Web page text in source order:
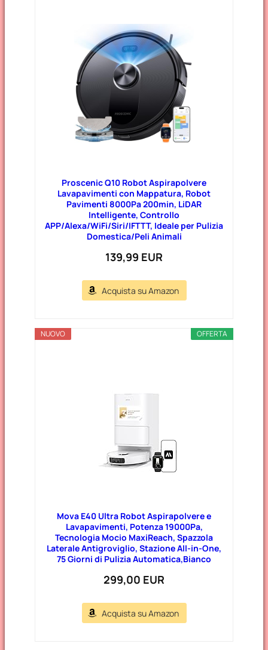
Proscenic Q10 Robot Aspirapolvere
Lavapavimenti con Mappatura, Robot
Pavimenti 8000Pa 200min, LiDAR
Intelligente, Controllo
APP/Alexa/WiFi/Siri/IFTTT, Ideale per Pulizia
Domestica/Peli Animali
139,99 EUR
Acquista su Amazon
OFFERTA
NUOVO
Mova E40 Ultra Robot Aspirapolvere e
Lavapavimenti, Potenza 19000Pa,
Tecnologia Mocio MaxiReach, Spazzola
Laterale Antigroviglio, Stazione All-in-One,
75 Giorni di Pulizia Automatica,Bianco
299,00 EUR
Acquista su Amazon